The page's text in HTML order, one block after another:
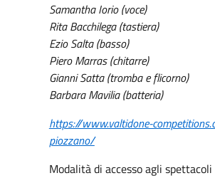
Samantha Iorio (voce)
Rita Bacchilega (tastiera)
Ezio Salta (basso)
Piero Marras (chitarre)
Gianni Satta (tromba e flicorno)
Barbara Mavilia (batteria)
https://www.valtidone-
piozzano/
Modalità di accesso agli spettacoli